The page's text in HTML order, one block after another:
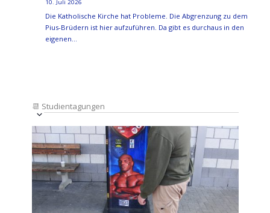
10. Juli 2026
Die Katholische Kirche hat Probleme. Die Abgrenzung zu dem
Pius-Brüdern ist hier aufzuführen. Da gibt es durchaus in den
eigenen…
📆 Studientagungen
Ansichten-
Navigation
Veranstaltung
Ansichten-
Navigation
Datum
auswählen.
List
of
Veranstaltungen
in
Photo
View